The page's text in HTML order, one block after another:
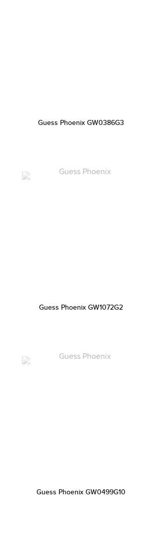
Guess Phoenix GW0386G3
Guess Phoenix GW1072G2
Guess Phoenix GW0499G10